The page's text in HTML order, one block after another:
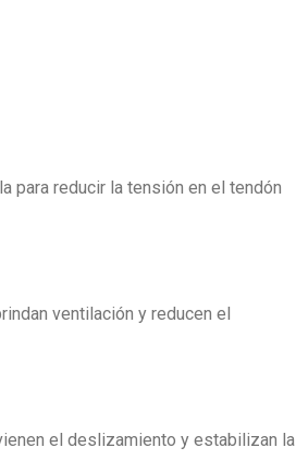
para reducir la tensión en el tendón
ventilación y reducen el
el deslizamiento y estabilizan la